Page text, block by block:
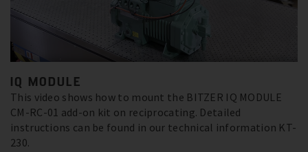
IQ MODULE
This video shows how to mount the BITZER IQ MODULE
CM-RC-01 add-on kit on reciprocating. Detailed
instructions can be found in our technical information KT-
230.